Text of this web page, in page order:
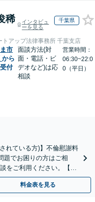
稀
インタビュ
ーを見る
千葉県
トアップ法律事務所 千葉支店
市
から
付
面談方法(対
面・電話・ビ
デオなど)は応
相談
営業時間：
06:30~22:0
0（平日）
れている方)】不倫慰謝料
題でお困りの方はご相
をご利用ください。【不
料金表を見る